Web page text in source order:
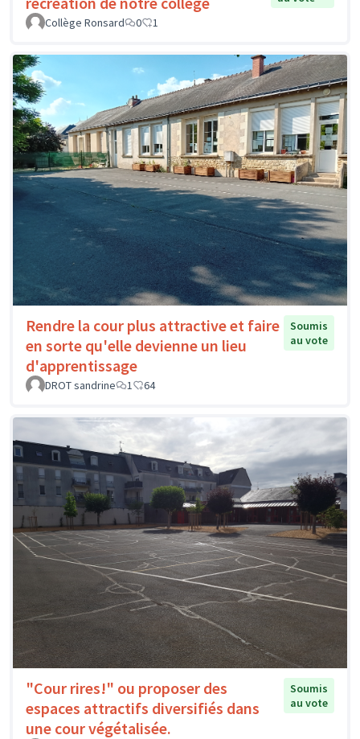
Collège Ronsard
0 1
Rendre la cour plus attractive et faire
en sorte qu'elle devienne un lieu
d'apprentissage
Soumis
au vote
DROT sandrine 1 64
"Cour rires!" ou proposer des
espaces attractifs diversifiés dans
une cour végétalisée.
Soumis
au vote